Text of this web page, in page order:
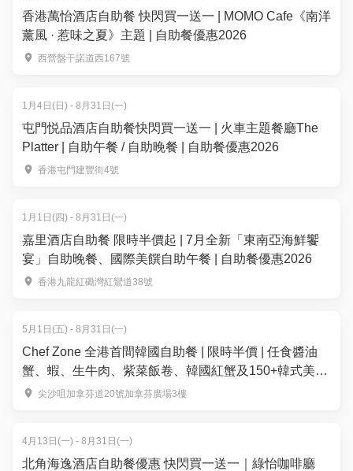
香港萬怡酒店自助餐 快閃買一送一 | MOMO Cafe《南洋
薰風 · 惹味之夏》主題 | 自助餐優惠2026
西營盤干諾道西167號
1月4日(日) - 8月31日(一)
屯門悦品酒店自助餐快閃買一送一 | 火車主題餐廳The
Platter | 自助午餐 / 自助晚餐 | 自助餐優惠2026
香港屯門建豐街4號
1月1日(四) - 8月31日(一)
嘉里酒店自助餐 限時半價起 | 7月全新「東南亞海鮮饗
宴」自助晚餐、國際美饌自助午餐 | 自助餐優惠2026
香港九龍紅磡灣紅鸞道38號
5月1日(五) - 8月31日(一)
Chef Zone 全港首間韓國自助餐 | 限時半價 | 任食醬油
蟹、蝦、生牛肉、紫菜飯卷、韓國紅蟹及150+韓式美
食！韓國人主理
尖沙咀加拿芬道20號加拿芬廣場3樓
4月13日(一) - 8月31日(一)
北角海逸酒店自助餐優惠 快閃買一送一｜綠怡咖啡廳